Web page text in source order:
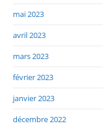
mai 2023
avril 2023
mars 2023
février 2023
janvier 2023
décembre 2022